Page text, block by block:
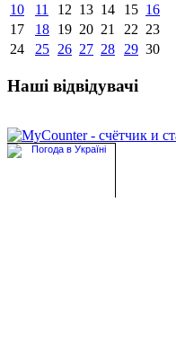
10
11 12 13 14 15 16
17
18 19 20 21 22 23
24
25 26 27 28 29 30
Наші відвідувачі